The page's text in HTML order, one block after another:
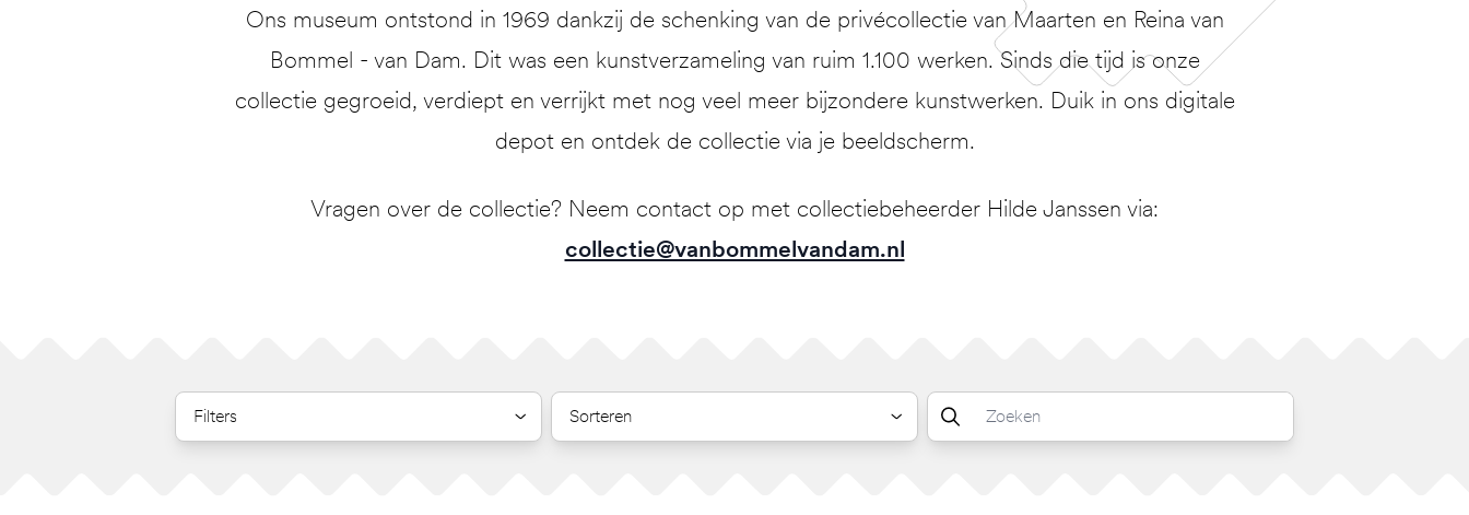
Ons museum ontstond in 1969 dankzij de schenking van de privécollectie van Maarten en Reina van
Bommel - van Dam. Dit was een kunstverzameling van ruim 1.100 werken. Sinds die tijd is onze
collectie gegroeid, verdiept en verrijkt met nog veel meer bijzondere kunstwerken. Duik in ons digitale
depot en ontdek de collectie via je beeldscherm.
Vragen over de collectie? Neem contact op met collectiebeheerder Hilde Janssen via:
collectie@vanbommelvandam.nl
Filters Sorteren